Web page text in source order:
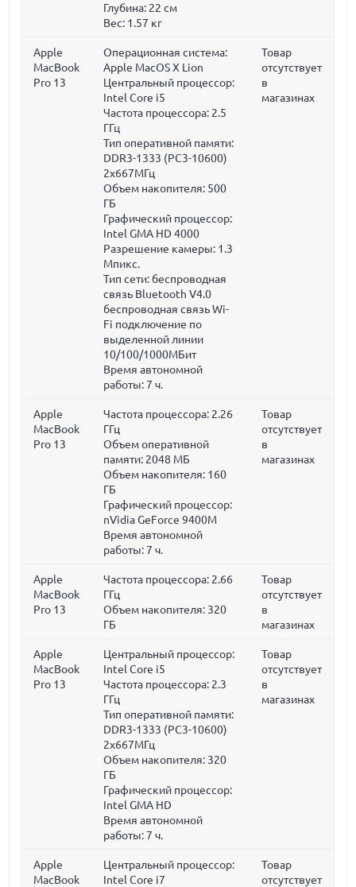
Глубина: 22 см
Вес: 1.57 кг
Apple
MacBook
Pro 13
Операционная система:
Apple MacOS X Lion
Центральный процессор:
Intel Core i5
Частота процессора: 2.5
ГГц
Тип оперативной памяти:
DDR3-1333 (PC3-10600)
2x667МГц
Объем накопителя: 500
ГБ
Графический процессор:
Intel GMA HD 4000
Разрешение камеры: 1.3
Мпикс.
Тип сети: беспроводная
связь Bluetooth V4.0
беспроводная связь Wi-
Fi подключение по
выделенной линии
10/100/1000МБит
Время автономной
работы:7 ч.
Товар
отсутствует
в
магазинах
Apple
MacBook
Pro 13
Частота процессора: 2.26
ГГц
Объем оперативной
памяти: 2048 МБ
Объем накопителя: 160
ГБ
Графический процессор:
nVidia GeForce 9400M
Время автономной
работы:7 ч.
Товар
отсутствует
в
магазинах
Apple
MacBook
Pro 13
Частота процессора: 2.66
ГГц
Объем накопителя: 320
ГБ
Товар
отсутствует
в
магазинах
Apple
MacBook
Pro 13
Центральный процессор:
Intel Core i5
Частота процессора: 2.3
ГГц
Тип оперативной памяти:
DDR3-1333 (PC3-10600)
2x667МГц
Объем накопителя: 320
ГБ
Графический процессор:
Intel GMA HD
Время автономной
работы:7 ч.
Товар
отсутствует
в
магазинах
Apple
MacBook
Центральный процессор:
Intel Core i7
Товар
отсутствует